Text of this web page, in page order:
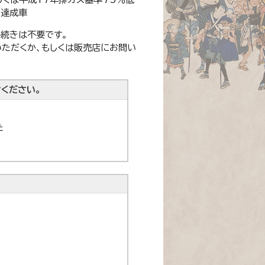
成車
きは不要です。
だくか、もしくは販売店にお問い
ださい。